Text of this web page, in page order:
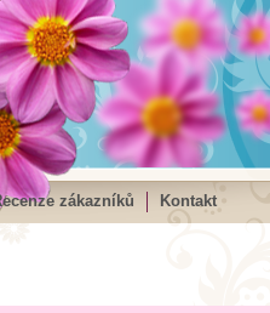
zákazníků Kontakt